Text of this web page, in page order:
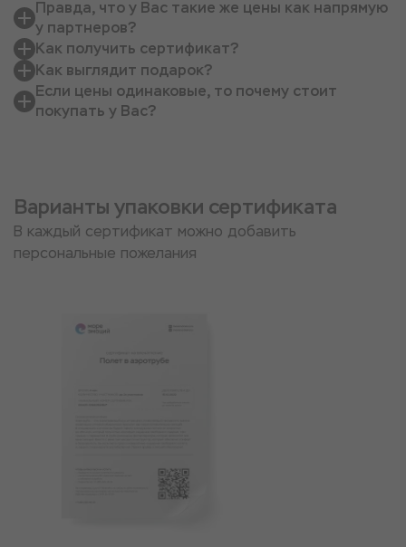
Правда, что у Вас такие же цены как напрямую
у партнеров?
Как получить сертификат?
Как выглядит подарок?
Если цены одинаковые, то почему стоит
покупать у Вас?
Варианты упаковки сертификата
В каждый сертификат можно добавить
персональные пожелания